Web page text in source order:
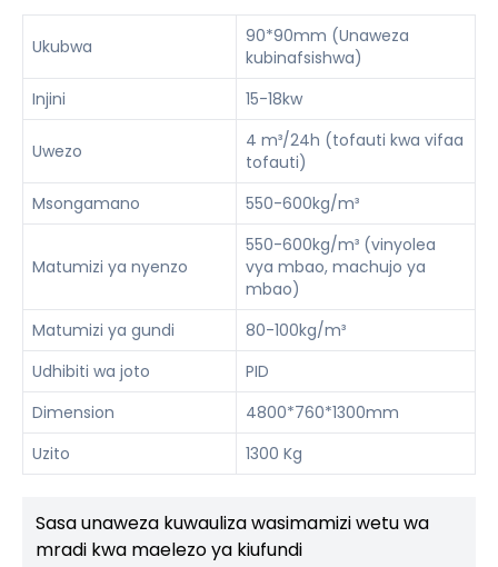
Ukubwa
90*90mm (Unaweza
kubinafsishwa)
Injini
15-18kw
Uwezo
4 m³/24h (tofauti kwa vifaa
tofauti)
Msongamano
550-600kg/m³
Matumizi ya nyenzo
550-600kg/m³ (vinyolea
vya mbao, machujo ya
mbao)
Matumizi ya gundi
80-100kg/m³
Udhibiti wa joto
PID
Dimension
4800*760*1300mm
Uzito
1300 Kg
Sasa unaweza kuwauliza wasimamizi wetu wa
mradi kwa maelezo ya kiufundi